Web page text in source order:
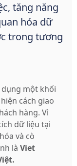
tăng năng
hóa dữ
trong tương
một khối
cách giao
hàng. Vì
dữ liệu tại
và cò
làViet